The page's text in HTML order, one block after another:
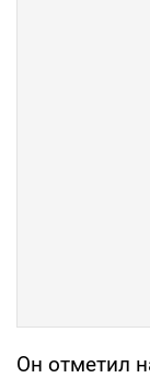
Он отметил